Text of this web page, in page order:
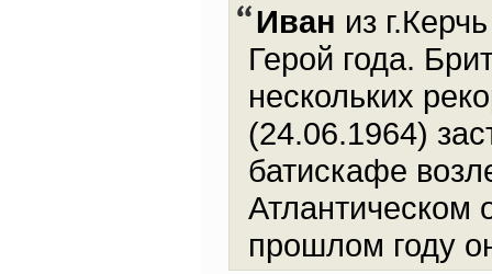
Иван из
Герой года.
нескольких
(24.06.1964)
батискафе
Атлантическом
прошлом году